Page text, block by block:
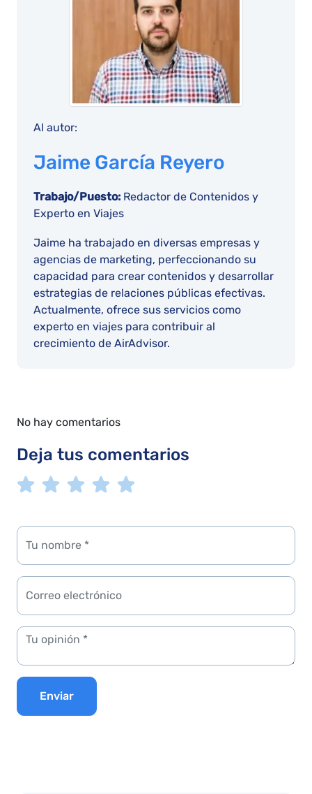
Al autor:
Jaime García Reyero
Trabajo/Puesto: Redactor de Contenidos y
Experto en Viajes
Jaime ha trabajado en diversas empresas y
agencias de marketing, perfeccionando su
capacidad para crear contenidos y desarrollar
estrategias de relaciones públicas efectivas.
Actualmente, ofrece sus servicios como
experto en viajes para contribuir al
crecimiento de AirAdvisor.
No hay comentarios
Deja tus comentarios
Enviar